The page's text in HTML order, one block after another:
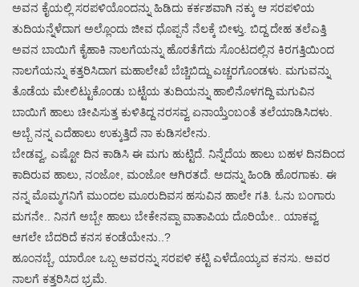
ಅವನ ಕೈಯಲ್ಲಿ ಸರಪಳಿಯೊಂದನ್ನು ಹಿಡಿದು ಕರ್ಕಶವಾಗಿ ನಕ್ಕು ಆ ಸರಪಳಿಯ
ತುದಿಯನ್ನೆಳೆದಾಗ ಅಲ್ಲೊಂದು ಜೀವ ಧೊಪ್ಪನೆ ನೆಲಕ್ಕೆ ಬೀಳ್ತು. ಬಿದ್ದ ದೇಹ ತಲೆಎತ್ತಿ
ಅವನ ಬಾಯಿಗೆ ಕೈಹಾಕಿ ನಾಲಗೆಯನ್ನು ಹೊರತೆಗೆದು ಸೊಂಟದಲ್ಲಿನ ಕಿರಗತ್ತಿಯಿಂದ
ನಾಲಗೆಯನ್ನು ಕತ್ತರಿಸಿದಾಗ ಮಹಾಲೇಖೆ ಬೆಚ್ಚಿಬಿದ್ದು ಎಚ್ಚರಗೊಂಡಳು. ಮಗುವನ್ನು
ತೊಡೆಯ ಮೇಲಿಟ್ಟುಕೊಂಡು ಬಟ್ಟೆಯ ತುದಿಯನ್ನು ಹಾಲಿನೊಳಗದ್ದಿ ಮಗುವಿನ
ಬಾಯಿಗೆ ಹಾಲು ಚೀಪಿಸುತ್ತ ಕುಳಿತಿದ್ದ ನರಸವ್ವ ಏನಾಯ್ತೆಂಬಂತೆ ತಲೆಯಾಡಿಸಿದಳು.
ಅಬ್ಬೆ ನನ್ನ ಎದೆಹಾಲು ಉಕ್ಕುತ್ತಿದೆ ನಾ ಕುಡಿಸಲೇನು.
ಬೇಡವ್ವ, ಎಷ್ಟೋ ದಿನ ಕಾಡಿಸಿ ಈ ಮಗು ಹುಟ್ಟಿದೆ. ನಿನ್ನೆದೆಯ ಹಾಲು ಬಹಳ ದಿನದಿಂದ
ಕಾದಿರುವ ಹಾಲು, ನಂಜೋ, ಮಂಜೋ ಆಗಿರತದೆ. ಅದನ್ನು ಹಿಂಡಿ ಹೊರಗಾಕು. ಈ
ನನ್ನ ಮೊಮ್ಮಗನಿಗೆ ಮುಂದಲ ಮೂರುದಿವಸ ಹಸುವಿನ ಹಾಲೇ ಗತಿ. ಓನು ಬಂಗಾರು
ಮಗನೇ.. ನಿನಗೆ ಅಬ್ಬೇ ಹಾಲು ಬೇಕೇನಪ್ಪಾ ವಾತಾಪಿಯ ದೊರಿಯೇ.. ಯಾಕವ್ವ
ಆಗಲೇ ಬೆದರಿದೆ ಕನಸ ಕಂಡೆಯೇನು..?
ಹೂಂನಬ್ಬೆ, ಯಾರೋ ಒಬ್ಬ ಅವರನ್ನು ಸರಪಳಿ ಕಟ್ಟಿ ಎಳೆದೊಯ್ಯವ ಕನಸು. ಅವರ
ನಾಲಗೆ ಕತ್ತರಿಸಿದ ಭ್ರಮೆ.